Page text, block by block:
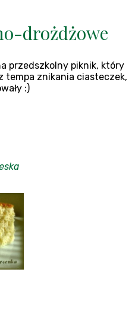
drożdżowe
przedszkolny piknik, który
tempa znikania ciasteczek,
:)